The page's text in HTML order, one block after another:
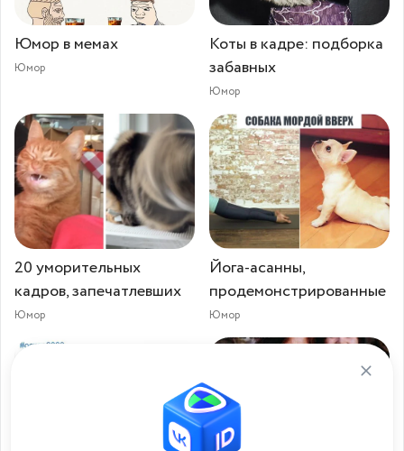
Юмор в мемах
Юмор
Коты в кадре: подборка
забавных
Юмор
20 уморительных
кадров, запечатлевших
Юмор
Йога-асанны,
продемонстрированные
Юмор